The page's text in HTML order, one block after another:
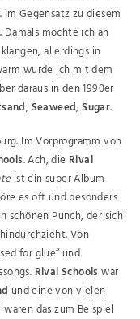
Im Gegensatz zu diesem
mochte ich an
klangen, allerdings in
wurde ich mit dem
daraus in den 1990er
,Seaweed,Sugar.
Im Vorprogramm von
. Ach, die Rival
ist ein super Album
es oft und besonders
schönen Punch, der sich
Von
for glue“ und
Rival Schools war
und eine von vielen
waren das zum Beispiel